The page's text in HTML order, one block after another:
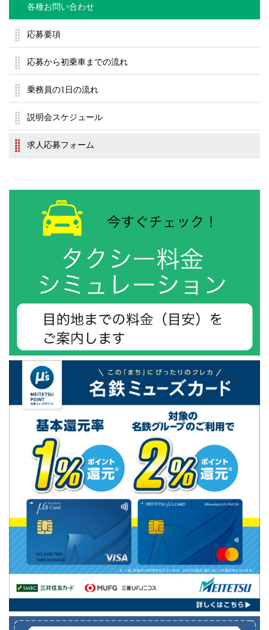
各種お問い合わせ
応募要項
応募から初乗車までの流れ
乗務員の1日の流れ
説明会スケジュール
求人応募フォーム